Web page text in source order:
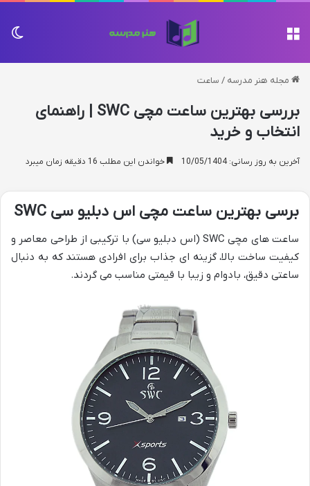
مجله هنر مدرسه / ساعت
بررسی بهترین ساعت مچی SWC | راهنمای
انتخاب و خرید
آخرین به روز رسانی: 10/05/1404 خواندن این مطلب 16 دقیقه زمان میبرد
برسی بهترین ساعت مچی اس دبلیو سی SWC
ساعت های مچی SWC (اس دبلیو سی) با ترکیبی از طراحی معاصر و
کیفیت ساخت بالا، گزینه ای جذاب برای افرادی هستند که به دنبال
ساعتی دقیق، بادوام و زیبا با قیمتی مناسب می گردند.